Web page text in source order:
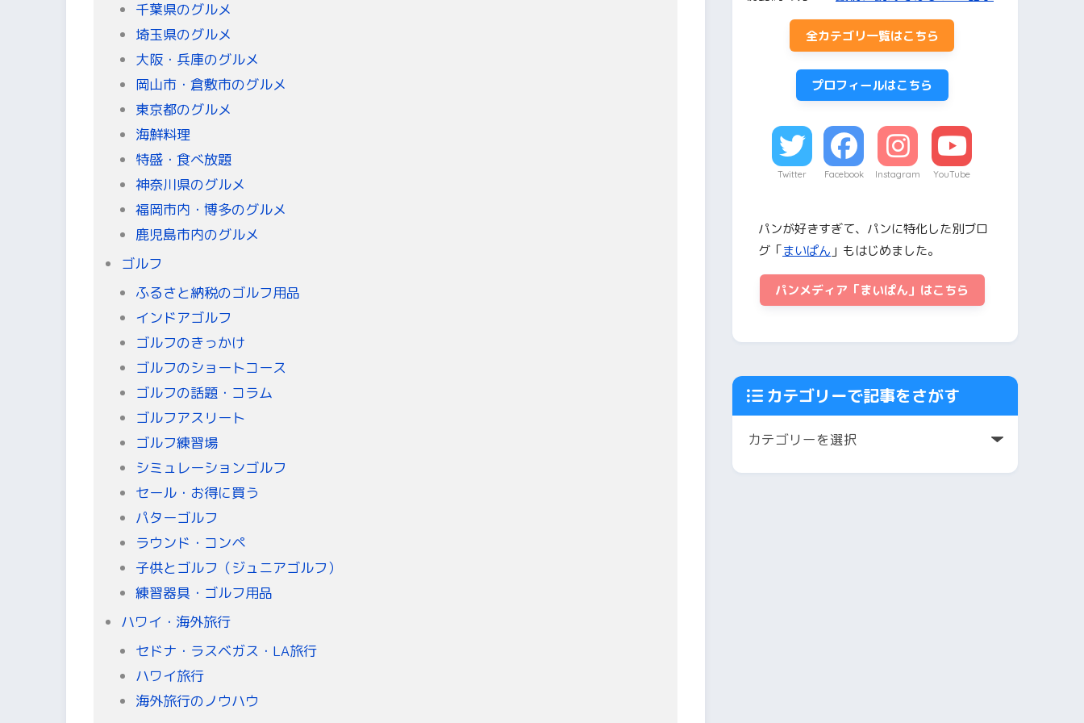
千葉県のグルメ
埼玉県のグルメ
大阪・兵庫のグルメ
岡山市・倉敷市のグルメ
東京都のグルメ
海鮮料理
特盛・食べ放題
神奈川県のグルメ
福岡市内・博多のグルメ
鹿児島市内のグルメ
ゴルフ
ふるさと納税のゴルフ用品
インドアゴルフ
ゴルフのきっかけ
ゴルフのショートコース
ゴルフの話題・コラム
ゴルフアスリート
ゴルフ練習場
シミュレーションゴルフ
セール・お得に買う
パターゴルフ
ラウンド・コンペ
子供とゴルフ（ジュニアゴルフ）
練習器具・ゴルフ用品
ハワイ・海外旅行
セドナ・ラスベガス・LA旅行
ハワイ旅行
海外旅行のノウハウ
全カテゴリ一覧はこちら
プロフィールはこちら
Twitter Facebook Instagram YouTube
パンが好きすぎて、パンに特化した別ブロ
グ「まいぱん 」もはじめました。
パンメディア「まいぱん」はこちら
カテゴリーで記事をさがす